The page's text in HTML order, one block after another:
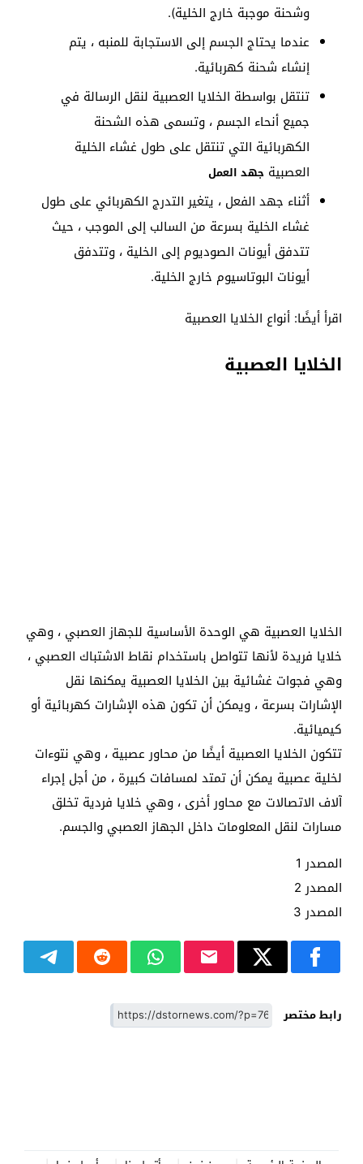
وشحنة موجبة خارج الخلية).
عندما يحتاج الجسم إلى الاستجابة للمنبه ، يتم
إنشاء شحنة كهربائية.
تنتقل بواسطة الخلايا العصبية لنقل الرسالة في
جميع أنحاء الجسم ، وتسمى هذه الشحنة
الكهربائية التي تنتقل على طول غشاء الخلية
العصبيةجهد العمل
أثناء جهد الفعل ، يتغير التدرج الكهربائي على طول
غشاء الخلية بسرعة من السالب إلى الموجب ، حيث
تتدفق أيونات الصوديوم إلى الخلية ، وتتدفق
أيونات البوتاسيوم خارج الخلية.
اقرأ أيضًا: أنواع الخلايا العصبية
الخلايا العصبية
الخلايا العصبية هي الوحدة الأساسية للجهاز العصبي ، وهي
خلايا فريدة لأنها تتواصل باستخدام نقاط الاشتباك العصبي ،
وهي فجوات غشائية بين الخلايا العصبية يمكنها نقل
الإشارات بسرعة ، ويمكن أن تكون هذه الإشارات كهربائية أو
كيميائية.
تتكون الخلايا العصبية أيضًا من محاور عصبية ، وهي نتوءات
لخلية عصبية يمكن أن تمتد لمسافات كبيرة ، من أجل إجراء
آلاف الاتصالات مع محاور أخرى ، وهي خلايا فردية تخلق
مسارات لنقل المعلومات داخل الجهاز العصبي والجسم.
المصدر 1
المصدر 2
المصدر 3
رابط مختصر